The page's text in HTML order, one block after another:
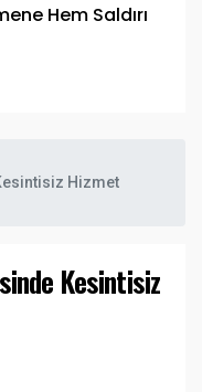
Hem Saldırı
Hizmet
Kesintisiz